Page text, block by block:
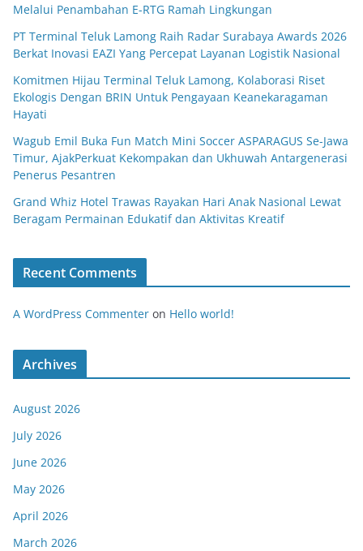
Melalui Penambahan E-RTG Ramah Lingkungan
PT Terminal Teluk Lamong Raih Radar Surabaya Awards 2026
Berkat Inovasi EAZI Yang Percepat Layanan Logistik Nasional
Komitmen Hijau Terminal Teluk Lamong, Kolaborasi Riset
Ekologis Dengan BRIN Untuk Pengayaan Keanekaragaman
Hayati
Wagub Emil Buka Fun Match Mini Soccer ASPARAGUS Se-Jawa
Timur, AjakPerkuat Kekompakan dan Ukhuwah Antargenerasi
Penerus Pesantren
Grand Whiz Hotel Trawas Rayakan Hari Anak Nasional Lewat
Beragam Permainan Edukatif dan Aktivitas Kreatif
Recent Comments
A WordPress Commenter on Hello world!
Archives
August 2026
July 2026
June 2026
May 2026
April 2026
March 2026